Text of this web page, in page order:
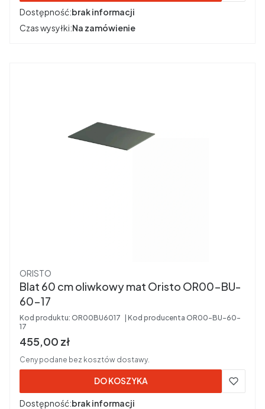
Dostępność:brak informacji
Czas wysyłki:Na zamówienie
Producent
ORISTO
Blat 60 cm oliwkowy mat Oristo OR00-BU-
60-17
Kod produktu: OR00BU6017 Kod producenta OR00-BU-60-
17
Cena brutto
455,00 zł
Ceny podane bez kosztów dostawy.
DO KOSZYKA
Dostępność:brak informacji